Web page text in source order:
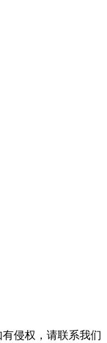
侵权，请联系我们